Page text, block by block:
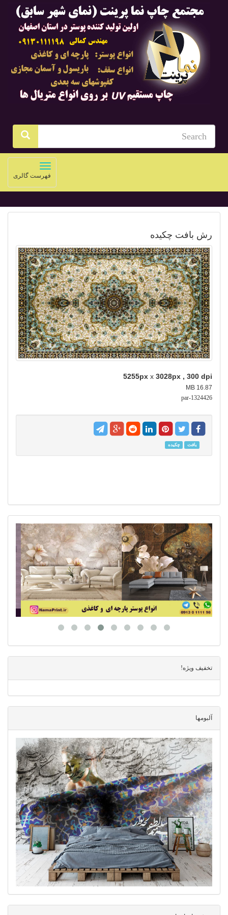
navigation
فهرست گالری
رش بافت چکیده
5255px x 3028px , 300 dpi
16.87 MB
par-1324426
بافت چکیده
تخفیف ویژه!
آلبومها